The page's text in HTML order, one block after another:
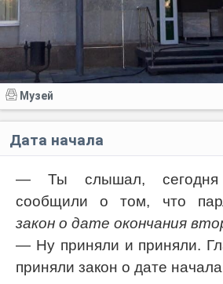
Музей
Дата начала
— Ты слышал, сегодня
сообщили о том, что
закон о дате окончания
— Ну приняли и приняли.
приняли закон о дате